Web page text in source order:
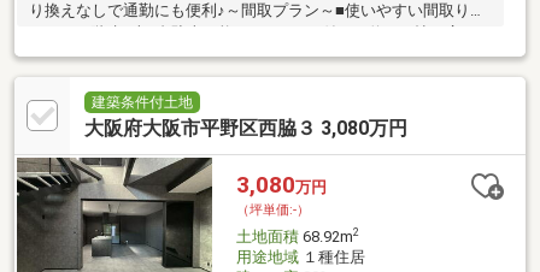
り換えなしで通勤にも便利♪～間取プラン～■使いやすい間取りの
LDK■家族が集まるリビングに床暖房3ヵ所標準装備♪■寝室はクイ
ーンベッドを置いても余裕の広さの約8帖■メンテナンスフリー、
地震後の補修費リスクを軽減 のミライエ採用の耐震構造！～周
辺環境～・スーパーまで徒歩約1分・コンビニまで徒歩約5分・ド
徒歩約9分・公園まで徒歩約7分お気軽にお問合せください！
建築条件付土地
大阪府大阪市平野区西脇３ 3,080万円
3,080万円
（坪単価:-）
土地面積68.92m2
用途地域１種住居